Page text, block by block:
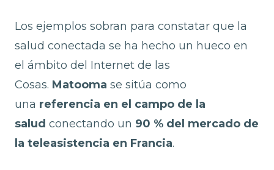
Los ejemplos sobran para constatar que la
salud conectada se ha hecho un hueco en
el ámbito del Internet de las
Cosas. Matooma se sitúa como
una referencia en el campo de la
salud conectando un 90 % del mercado de
la teleasistencia en Francia.